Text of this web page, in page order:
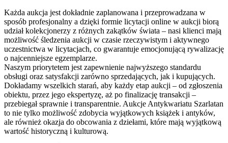
Każda aukcja jest dokładnie zaplanowana i przeprowadzana w
sposób profesjonalny a dzięki formie licytacji online w aukcji biorą
udział kolekcjonerzy z różnych zakątków świata – nasi klienci mają
możliwość śledzenia aukcji w czasie rzeczywistym i aktywnego
uczestnictwa w licytacjach, co gwarantuje emocjonującą rywalizację
o najcenniejsze egzemplarze.
Naszym priorytetem jest zapewnienie najwyższego standardu
obsługi oraz satysfakcji zarówno sprzedających, jak i kupujących.
Dokładamy wszelkich starań, aby każdy etap aukcji – od zgłoszenia
obiektu, przez jego ekspertyzę, aż po finalizację transakcji –
przebiegał sprawnie i transparentnie. Aukcje Antykwariatu Szarlatan
to nie tylko możliwość zdobycia wyjątkowych książek i antyków,
ale również okazja do obcowania z dziełami, które mają wyjątkową
wartość historyczną i kulturową.